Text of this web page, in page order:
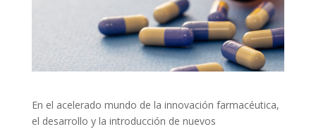
En el acelerado mundo de la innovación farmacéutica,
el desarrollo y la introducción de nuevos